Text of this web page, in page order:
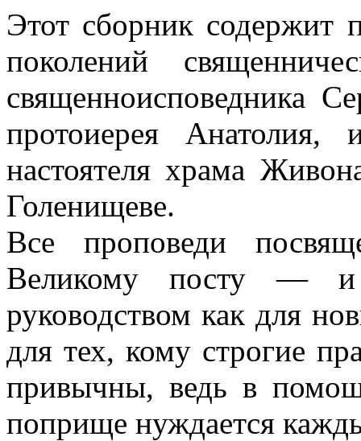
Этот сборник содержит
поколений
священноисповедника
протоиерея Анатолия,
настоятеля храма
Голенищеве.
Все проповеди
Великому посту — и
руководством как для
для тех, кому строгие
привычны, ведь в
поприще нуждается